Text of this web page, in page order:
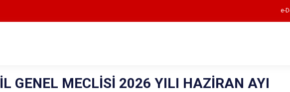
e-
İL GENEL MECLİSİ 2026 YILI HAZİRAN AYI